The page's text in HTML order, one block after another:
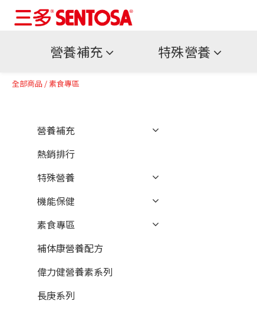
營養補充 特殊營養
全部商品 /素食專區
營養補充
熱銷排行
特殊營養
機能保健
素食專區
補体康營養配方
偉力健營養素系列
長庚系列